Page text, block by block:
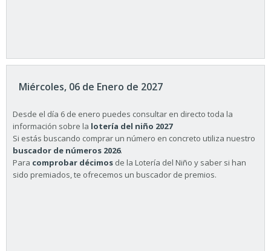
Miércoles, 06 de Enero de 2027
Desde el día 6 de enero puedes consultar en directo toda la
información sobre la lotería del niño 2027
Si estás buscando comprar un número en concreto utiliza nuestro
buscador de números 2026.
Para comprobar décimos de la Lotería del Niño y saber si han
sido premiados, te ofrecemos un buscador de premios.